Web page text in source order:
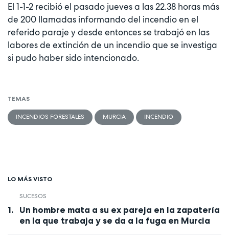
El 1-1-2 recibió el pasado jueves a las 22.38 horas más
de 200 llamadas informando del incendio en el
referido paraje y desde entonces se trabajó en las
labores de extinción de un incendio que se investiga
si pudo haber sido intencionado.
TEMAS
INCENDIOS FORESTALES MURCIA INCENDIO
LO MÁS VISTO
SUCESOS
Un hombre mata a su ex pareja en la zapatería
en la que trabaja y se da a la fuga en Murcia